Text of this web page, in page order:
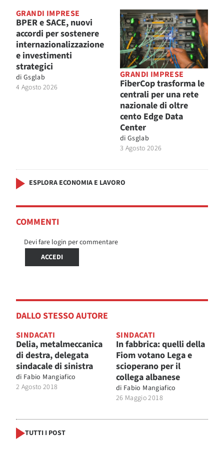
GRANDI IMPRESE
BPER e SACE, nuovi
accordi per sostenere
internazionalizzazione
e investimenti
strategici
di Gsglab
4 Agosto 2026
GRANDI IMPRESE
FiberCop trasforma le
centrali per una rete
nazionale di oltre
cento Edge Data
Center
di Gsglab
3 Agosto 2026
ESPLORA ECONOMIA E LAVORO
COMMENTI
Devi fare login per commentare
ACCEDI
DALLO STESSO AUTORE
SINDACATI
Delia, metalmeccanica
di destra, delegata
sindacale di sinistra
di Fabio Mangiafico
2 Agosto 2018
SINDACATI
In fabbrica: quelli della
Fiom votano Lega e
scioperano per il
collega albanese
di Fabio Mangiafico
26 Maggio 2018
TUTTI I POST